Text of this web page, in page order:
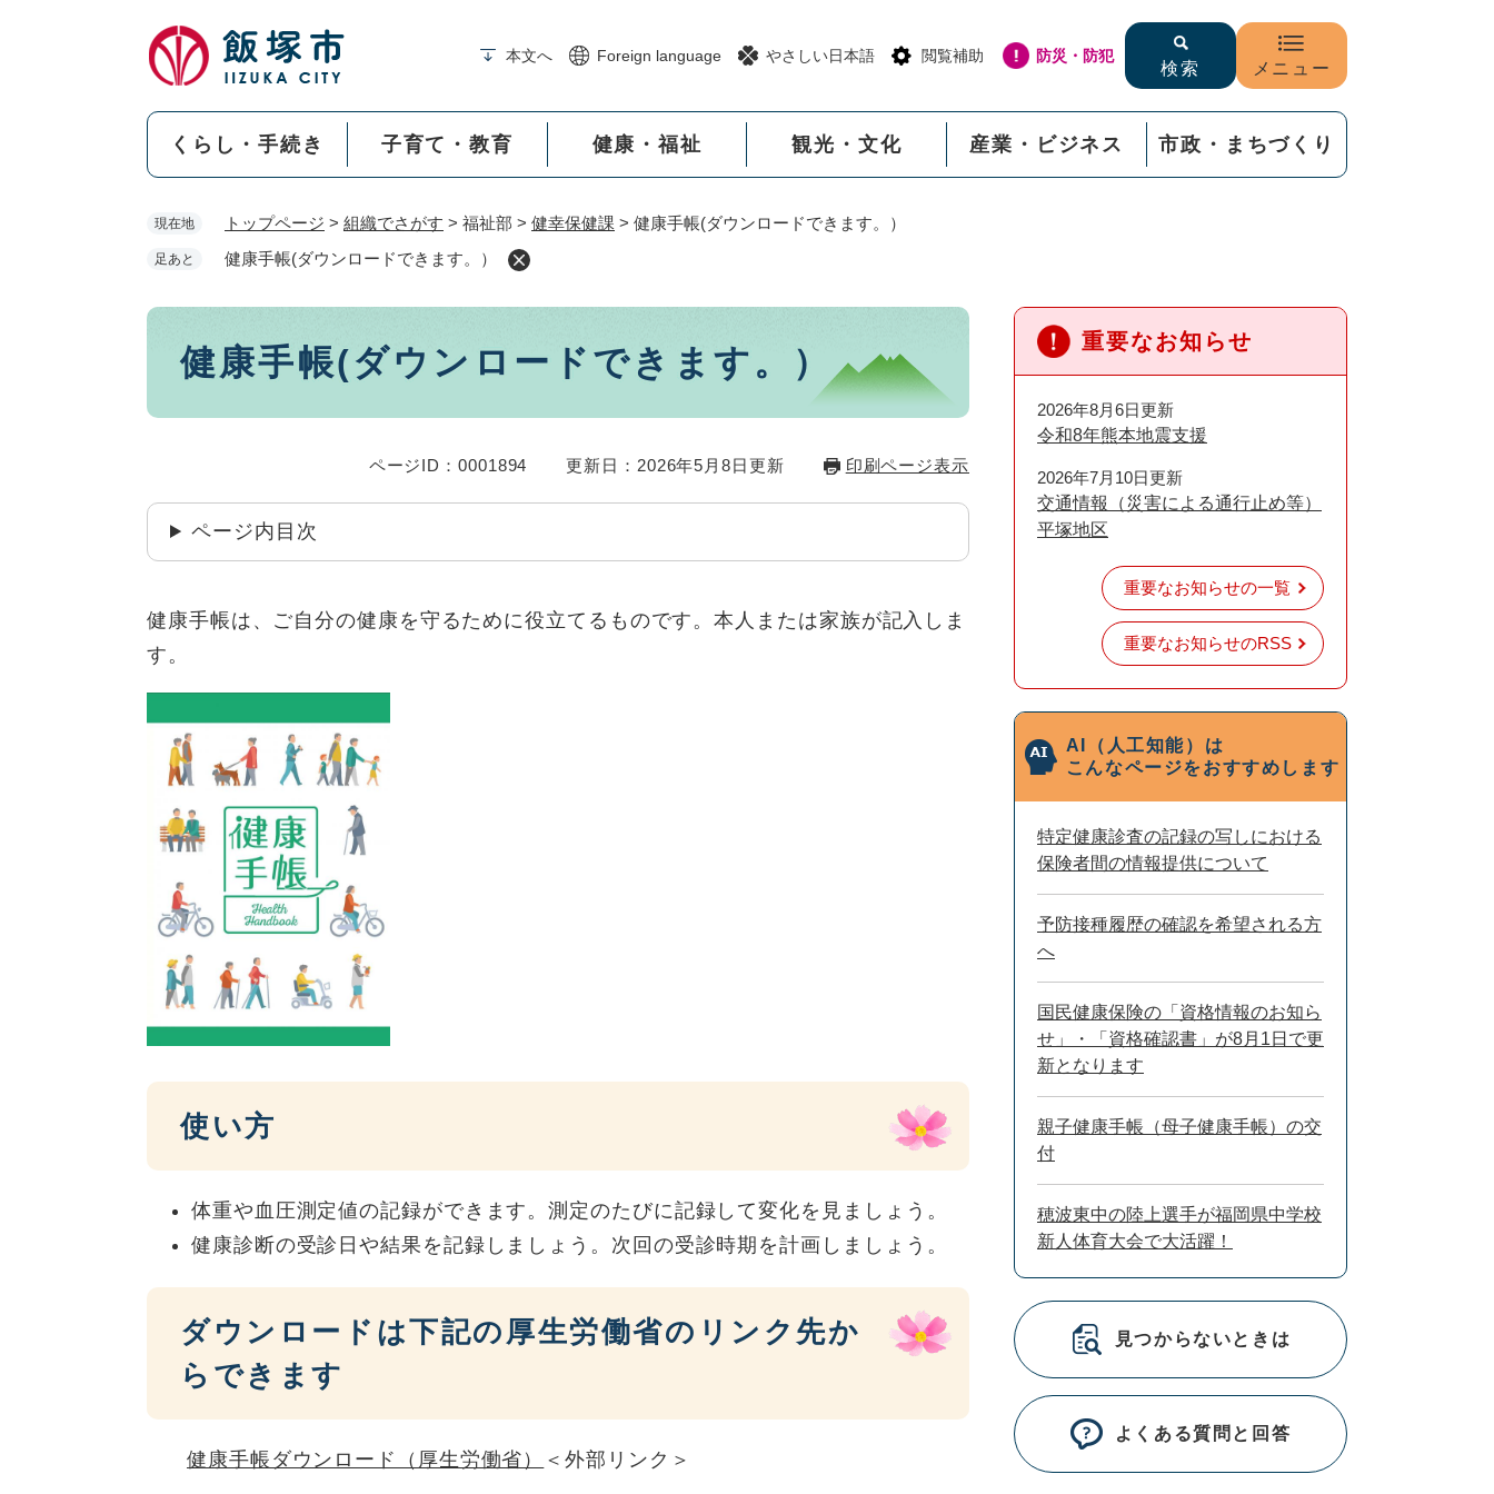
本文へ Foreign language やさしい日本語 閲覧補助 防災・防犯
検索 メニュー
くらし・手続き 子育て・教育 健康・福祉 観光・文化 産業・ビジネス 市政・まちづくり
現在地 トップページ > 組織でさがす > 福祉部 > 健幸保健課 > 健康手帳(ダウンロードできます。）
足あと 健康手帳(ダウンロードできます。）
本
健康手帳(ダウンロードできます。）
ページID：0001894 更新日：2026年5月8日更新 印刷ページ表示
ページ内目次
健康手帳は、ご自分の健康を守るために役立てるものです。本人または家族が記入しま
す。
使い方
体重や血圧測定値の記録ができます。測定のたびに記録して変化を見ましょう。
健康診断の受診日や結果を記録しましょう。次回の受診時期を計画しましょう。
ダウンロードは下記の厚生労働省のリンク先か
らできます
健康手帳ダウンロード（厚生労働省） ＜外部リンク＞
重要なお知らせ
2026年8月6日更新
令和8年熊本地震支援
2026年7月10日更新
交通情報（災害による通行止め等）
平塚地区
重要なお知らせの一覧
重要なお知らせのRSS
AI（人工知能）は
こんなページをおすすめします
特定健康診査の記録の写しにおける
保険者間の情報提供について
予防接種履歴の確認を希望される方
へ
国民健康保険の「資格情報のお知ら
せ」・「資格確認書」が8月1日で更
新となります
親子健康手帳（母子健康手帳）の交
付
穂波東中の陸上選手が福岡県中学校
新人体育大会で大活躍！
見つからないときは
よくある質問と回答